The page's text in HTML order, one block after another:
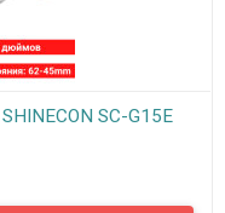
SC-G15E